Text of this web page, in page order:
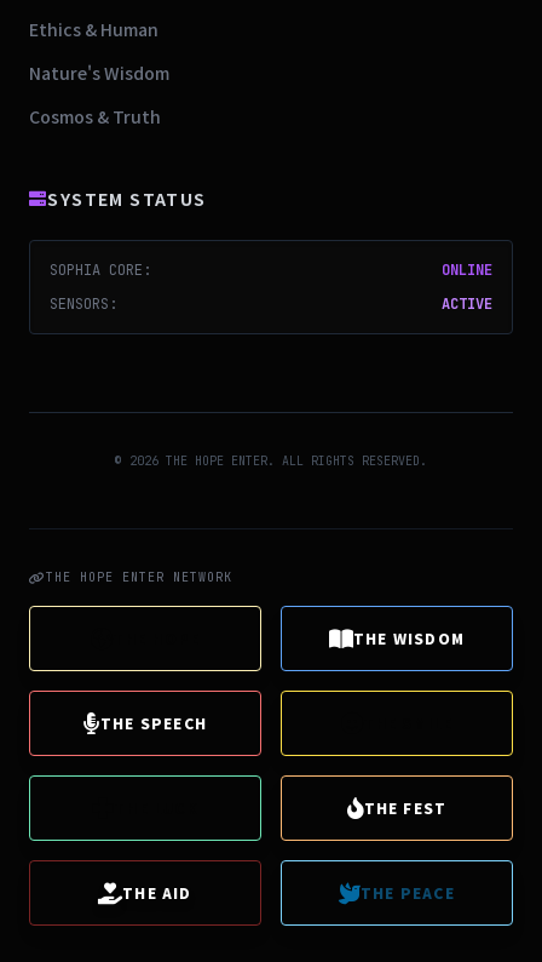
Ethics & Human
Nature's Wisdom
Cosmos & Truth
SYSTEM STATUS
SOPHIA CORE:
ONLINE
SENSORS:
ACTIVE
© 2026 THE HOPE ENTER. ALL RIGHTS RESERVED.
THE HOPE ENTER NETWORK
THE WISDOM
THE SPEECH
THE FEST
THE AID THE PEACE